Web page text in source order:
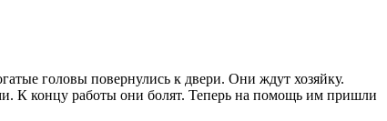
головы повернулись к двери. Они ждут хозяйку.
К концу работы они болят. Теперь на помощь им пришли